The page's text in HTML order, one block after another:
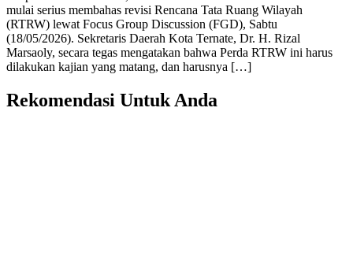
mulai serius membahas revisi Rencana Tata Ruang Wilayah
(RTRW) lewat Focus Group Discussion (FGD), Sabtu
(18/05/2026). Sekretaris Daerah Kota Ternate, Dr. H. Rizal
Marsaoly, secara tegas mengatakan bahwa Perda RTRW ini harus
dilakukan kajian yang matang, dan harusnya […]
Rekomendasi Untuk Anda